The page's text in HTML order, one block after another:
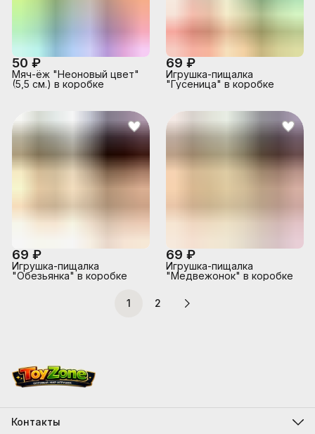
50 ₽
Мяч-ёж "Неоновый цвет"
(5,5 см.) в коробке
69 ₽
Игрушка-пищалка
"Гусеница" в коробке
69 ₽
Игрушка-пищалка
"Обезьянка" в коробке
69 ₽
Игрушка-пищалка
"Медвежонок" в коробке
1 2
Контакты